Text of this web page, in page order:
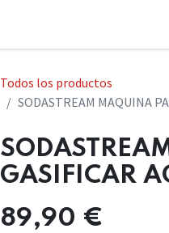
Todos los productos
SODASTREAM MAQUINA
GASIFICAR
89,90 €